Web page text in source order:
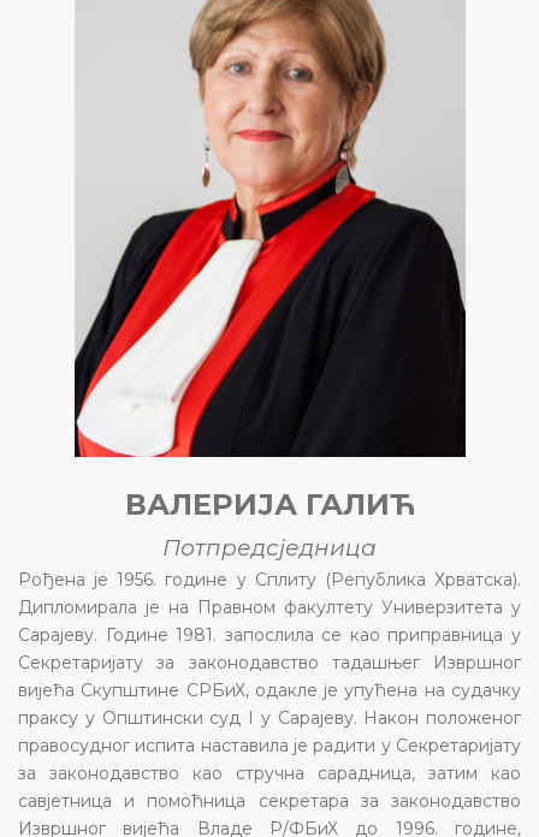
ВАЛЕРИЈА ГАЛИЋ
Потпредсједница
Рођена је 1956. године у Сплиту (Република Хрватска).
Дипломирала је на Правном факултету Универзитета у
Сарајеву. Године 1981. запослила се као приправница у
Секретаријату за законодавство тадашњег Извршног
вијећа Скупштине СРБиХ, одакле је упућена на судачку
праксу у Општински суд I у Сарајеву. Након положеног
правосудног испита наставила је радити у Секретаријату
за законодавство као стручна сарадница, затим као
савјетница и помоћница секретара за законодавство
Извршног вијећа Владе Р/ФБиХ до 1996. године,